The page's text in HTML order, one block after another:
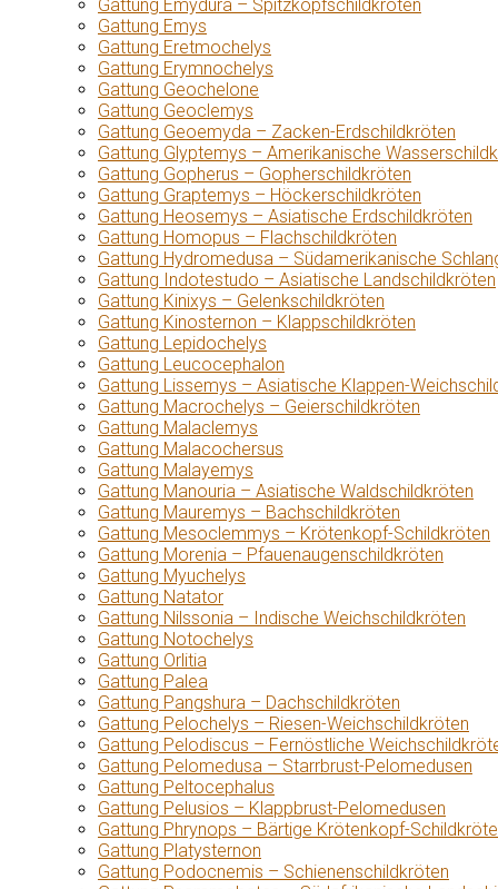
Gattung Emydura – Spitzkopfschildkröten
Gattung Emys
Gattung Eretmochelys
Gattung Erymnochelys
Gattung Geochelone
Gattung Geoclemys
Gattung Geoemyda – Zacken-Erdschildkröten
Gattung Glyptemys – Amerikanische
Gattung Gopherus – Gopherschildkröten
Gattung Graptemys – Höckerschildkröten
Gattung Heosemys – Asiatische Erdschildkröten
Gattung Homopus – Flachschildkröten
Gattung Hydromedusa – Südamerikanische
Gattung Indotestudo – Asiatische Landschildkröten
Gattung Kinixys – Gelenkschildkröten
Gattung Kinosternon – Klappschildkröten
Gattung Lepidochelys
Gattung Leucocephalon
Gattung Lissemys – Asiatische Klappen-
Gattung Macrochelys – Geierschildkröten
Gattung Malaclemys
Gattung Malacochersus
Gattung Malayemys
Gattung Manouria – Asiatische Waldschildkröten
Gattung Mauremys – Bachschildkröten
Gattung Mesoclemmys – Krötenkopf-Schildkröten
Gattung Morenia – Pfauenaugenschildkröten
Gattung Myuchelys
Gattung Natator
Gattung Nilssonia – Indische Weichschildkröten
Gattung Notochelys
Gattung Orlitia
Gattung Palea
Gattung Pangshura – Dachschildkröten
Gattung Pelochelys – Riesen-Weichschildkröten
Gattung Pelodiscus – Fernöstliche
Gattung Pelomedusa – Starrbrust-Pelomedusen
Gattung Peltocephalus
Gattung Pelusios – Klappbrust-Pelomedusen
Gattung Phrynops – Bärtige Krötenkopf-
Gattung Platysternon
Gattung Podocnemis – Schienenschildkröten